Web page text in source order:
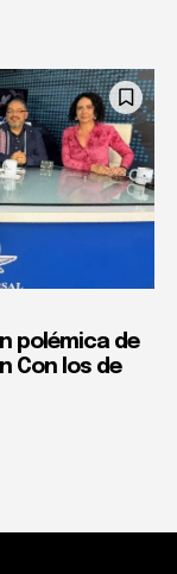
polémica de
Con los de